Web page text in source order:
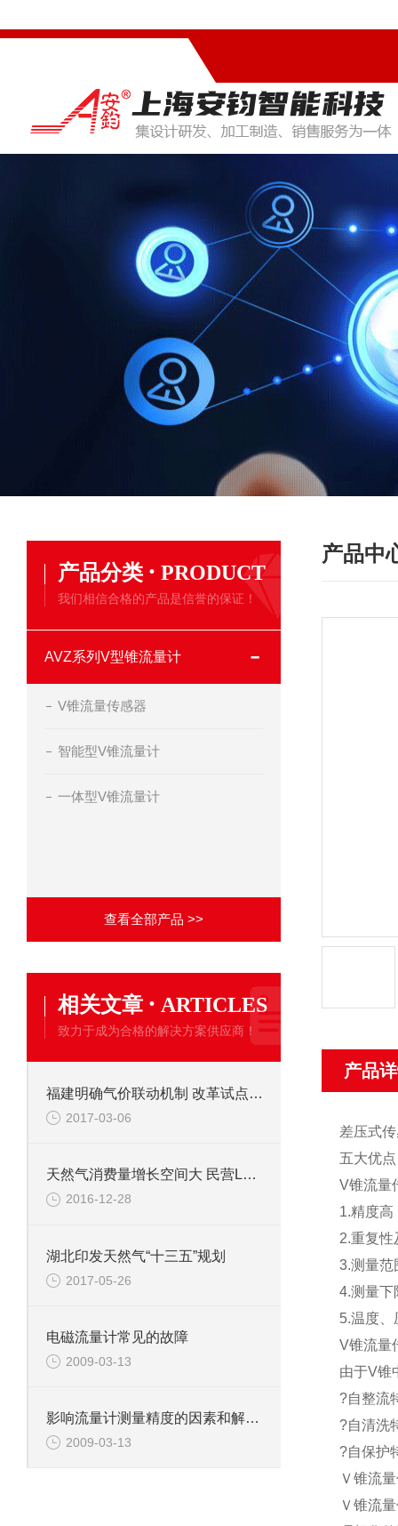
产品分类 · PRODUCT
我们相信合格的产品是信誉的保证！
AVZ系列V型锥流量计
V锥流量传感器
智能型V锥流量计
一体型V锥流量计
查看全部产品 >>
相关文章 · ARTICLES
致力于成为合格的解决方案供应商！
福建明确气价联动机制 改革试点开启降价模式
2017-03-06
天然气消费量增长空间大 民营LNG接收站一期封顶
2016-12-28
湖北印发天然气“十三五”规划
2017-05-26
电磁流量计常见的故障
2009-03-13
影响流量计测量精度的因素和解决方法1
2009-03-13
产品中
产品
差压式
五大优
V锥流量
1.精度高
2.重复性
3.测量范
4.测量下
5.温度
V锥流量
由于V锥
?自整流
?自清洗
?自保护
Ｖ锥流
Ｖ锥流